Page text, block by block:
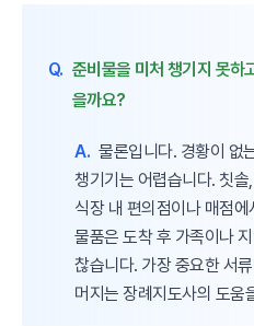
Q. 준비물을 미처 챙기지 못하
을까요?
A. 물론입니다. 경황이 없
챙기기는 어렵습니다. 칫
식장 내 편의점이나 매점
물품은 도착 후 가족이나
찮습니다. 가장 중요한 서
머지는 장례지도사의 도움